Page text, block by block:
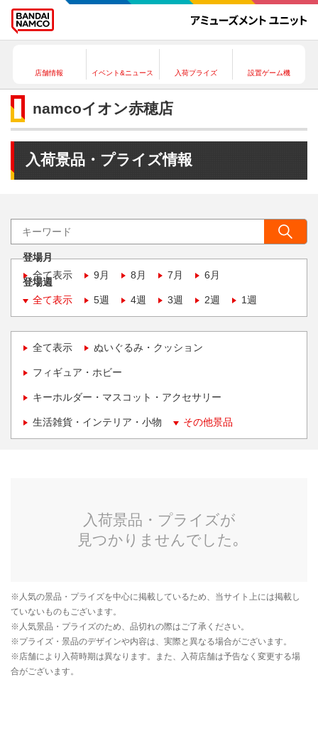
店舗情報 イベント&ニュース 入荷プライズ 設置ゲーム機
namcoイオン赤穂店
入荷景品・プライズ情報
登場月
全て表示
9月 8月 7月 6月
登場週
全て表示
5週 4週 3週 2週 1週
全て表示 ぬいぐるみ・クッション
フィギュア・ホビー
キーホルダー・マスコット・アクセサリー
生活雑貨・インテリア・小物 その他景品